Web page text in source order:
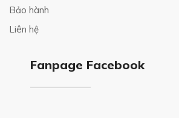
Bảo hành
Liên hệ
Fanpage Facebook